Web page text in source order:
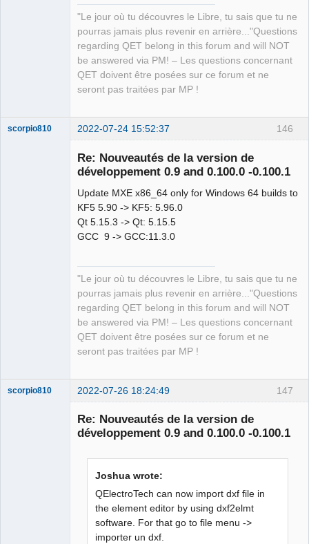
"Le jour où tu découvres le Libre, tu sais que tu ne
pourras jamais plus revenir en arrière..."Questions
regarding QET belong in this forum and will NOT
be answered via PM! – Les questions concernant
QET doivent être posées sur ce forum et ne
seront pas traitées par MP !
146
scorpio810 2022-07-24 15:52:37
Re: Nouveautés de la version de
développement 0.9 and 0.100.0 -0.100.1
Update MXE x86_64 only for Windows 64 builds to
KF5 5.90 -> KF5: 5.96.0
Qt 5.15.3 -> Qt: 5.15.5
GCC 9 -> GCC:11.3.0
"Le jour où tu découvres le Libre, tu sais que tu ne
pourras jamais plus revenir en arrière..."Questions
regarding QET belong in this forum and will NOT
be answered via PM! – Les questions concernant
QET doivent être posées sur ce forum et ne
seront pas traitées par MP !
147
scorpio810 2022-07-26 18:24:49
Re: Nouveautés de la version de
développement 0.9 and 0.100.0 -0.100.1
Joshua wrote:
QElectroTech can now import dxf file in
the element editor by using dxf2elmt
software. For that go to file menu ->
importer un dxf.